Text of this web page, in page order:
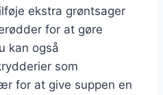
ekstra grøntsager
for at gøre
kan også
som
for at give suppen en